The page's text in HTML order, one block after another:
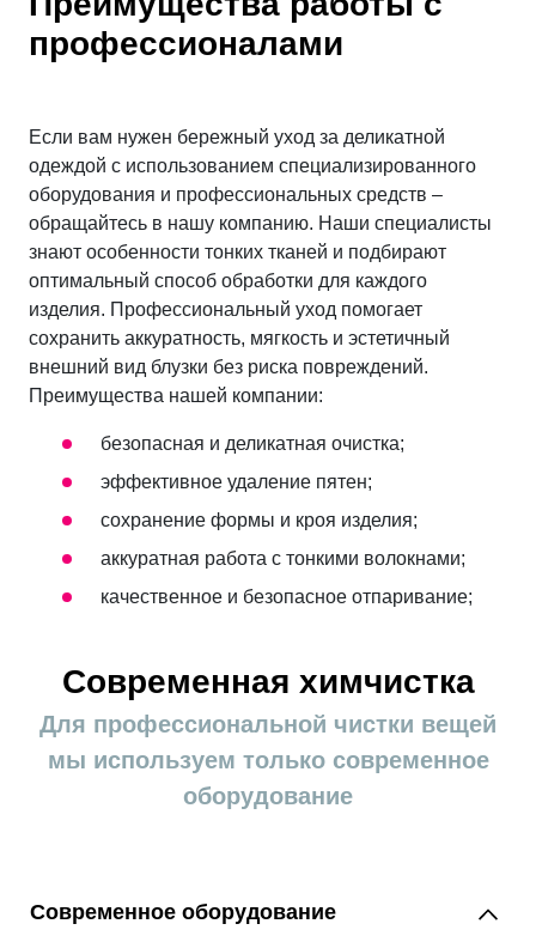
профессионалами
Если вам нужен бережный уход за деликатной
одеждой с использованием специализированного
оборудования и профессиональных средств –
обращайтесь в нашу компанию. Наши специалисты
знают особенности тонких тканей и подбирают
оптимальный способ обработки для каждого
изделия. Профессиональный уход помогает
сохранить аккуратность, мягкость и эстетичный
внешний вид блузки без риска повреждений.
Преимущества нашей компании:
безопасная и деликатная очистка;
эффективное удаление пятен;
сохранение формы и кроя изделия;
аккуратная работа с тонкими волокнами;
качественное и безопасное отпаривание;
Современная химчистка
Для профессиональной чистки вещей
мы используем только современное
оборудование
Современное оборудование